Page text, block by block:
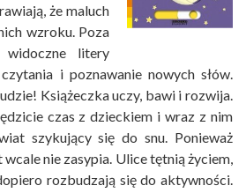
że maluch
wzroku. Poza
litery
i poznawanie nowych słów.
Książeczka uczy, bawi i rozwija.
czas z dzieckiem i wraz z nim
szykujący się do snu. Ponieważ
nie zasypia. Ulice tętnią życiem,
rozbudzają się do aktywności.